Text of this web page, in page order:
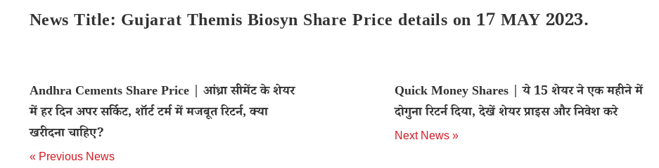
News Title: Gujarat Themis Biosyn Share Price details on 17 MAY 2023.
Andhra Cements Share Price | आंध्रा सीमेंट के शेयर
में हर दिन अपर सर्किट, शॉर्ट टर्म में मजबूत रिटर्न, क्या
खरीदना चाहिए?
« Previous News
Quick Money Shares | ये 15 शेयर ने एक महीने में
दोगुना रिटर्न दिया, देखें शेयर प्राइस और निवेश करे
Next News »